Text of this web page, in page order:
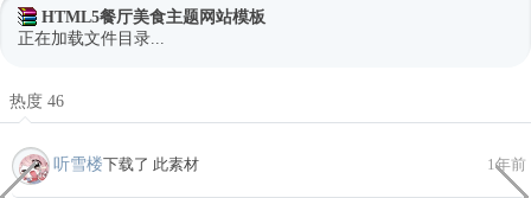
HTML5餐厅美食主题网站模板
正在加载文件目录...
热度 46
听雪楼下载了 此素材 1年前